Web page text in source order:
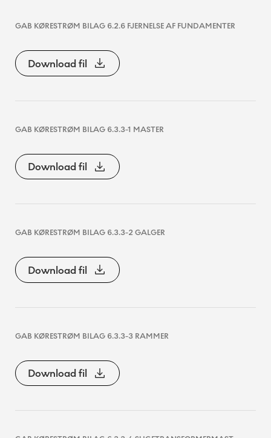
GAB KØRESTRØM BILAG 6.2.6 FJERNELSE AF FUNDAMENTER
Download fil
GAB KØRESTRØM BILAG 6.3.3-1 MASTER
Download fil
GAB KØRESTRØM BILAG 6.3.3-2 GALGER
Download fil
GAB KØRESTRØM BILAG 6.3.3-3 RAMMER
Download fil